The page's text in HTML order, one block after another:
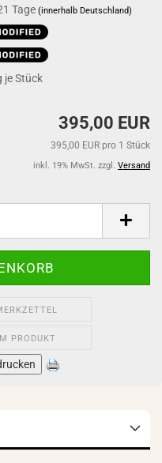
Tage(innerhalb Deutschland)
je Stück
395,00 EUR
395,00 EUR pro 1 Stück
inkl. 19% MwSt. zzgl. Versand
PRODUKT